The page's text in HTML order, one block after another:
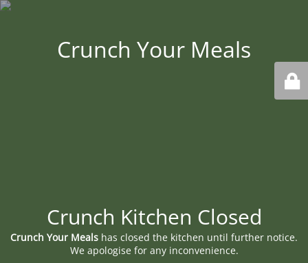
Crunch Your Meals
Crunch Kitchen Closed
Crunch Your Meals has closed the kitchen until further notice.
We apologise for any inconvenience.